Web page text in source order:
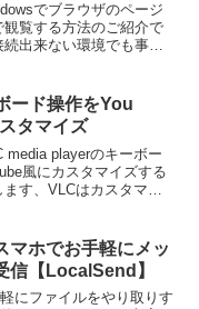
でブラウザのページ
観覧する方法のご紹介で
出来ない環境でも事前
ード操作をYou
タマイズ
media playerのキーボー
風にカスタマイズする
す、VLCはカスタマイ
タマイズしてみましょ
マホでお手軽にメッ
信【LocalSend】
にファイルをやり取りす